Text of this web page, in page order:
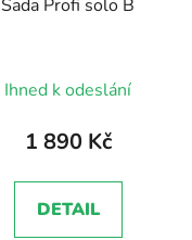
Sada Profi solo B
hodnocení
produktu
5,0
z
Ihned k odeslání
1 890 Kč
DETAIL